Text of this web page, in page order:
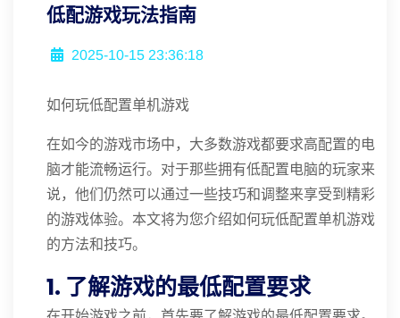
低配游戏玩法指南
2025-10-15 23:36:18
如何玩低配置单机游戏
在如今的游戏市场中，大多数游戏都要求高配置的电
脑才能流畅运行。对于那些拥有低配置电脑的玩家来
说，他们仍然可以通过一些技巧和调整来享受到精彩
的游戏体验。本文将为您介绍如何玩低配置单机游戏
的方法和技巧。
1. 了解游戏的最低配置要求